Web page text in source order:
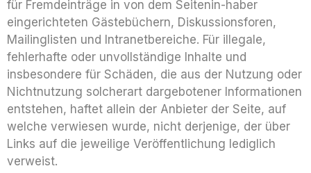
für Fremdeinträge in von dem Seitenin-haber
eingerichteten Gästebüchern, Diskussionsforen,
Mailinglisten und Intranetbereiche. Für illegale,
fehlerhafte oder unvollständige Inhalte und
insbesondere für Schäden, die aus der Nutzung oder
Nichtnutzung solcherart dargebotener Informationen
entstehen, haftet allein der Anbieter der Seite, auf
welche verwiesen wurde, nicht derjenige, der über
Links auf die jeweilige Veröffentlichung lediglich
verweist.